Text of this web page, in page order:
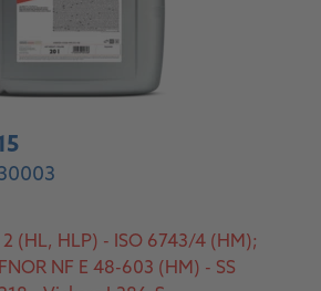
(HL, HLP) - ISO 6743/4 (HM);
NF E 48-603 (HM) - SS